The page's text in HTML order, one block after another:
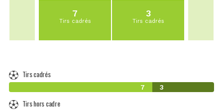
7
Tirs cadrés
3
Tirs cadrés
Tirs cadrés
7 3
Tirs hors cadre